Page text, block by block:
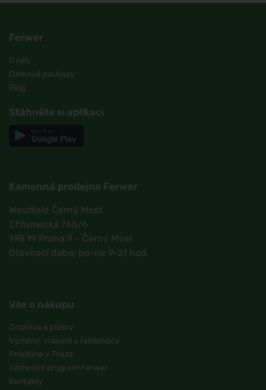
Ferwer
O nás
Dárkové poukazy
Blog
Stáhněte si aplikaci
Google Play
Kamenná prodejna Ferwer
Westfield Černý Most
Chlumecká 765/6
198 19 Praha 9 - Černý Most
Otevírací doba: po-ne 9-21 hod.
Vše o nákupu
Doprava a platby
Výměny, vrácení a reklamace
Prodejna v Praze
Věrnostní program Ferwer
Kontakty